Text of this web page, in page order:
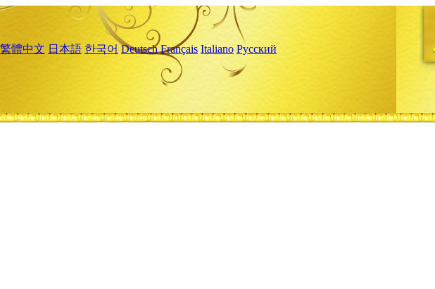
繁體中文 日本語 한국어 Deutsch Français Italiano Русский